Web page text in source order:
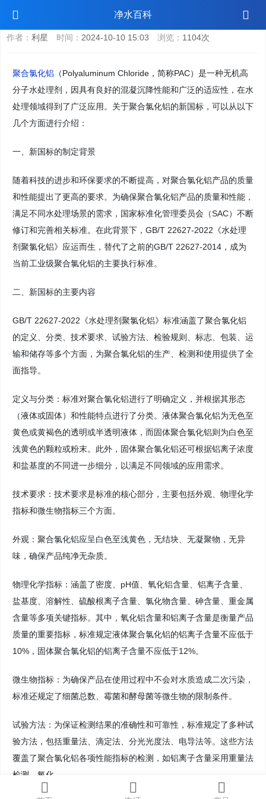
净水百科
聚合氯化铝新国标
作者： 利星 时间： 2024-10-10 15:03 浏览： 1104次
聚合氯化铝 （Polyaluminum Chloride，简称PAC）是一种无机高
分子水处理剂，因具有良好的混凝沉降性能和广泛的适应性，在水
处理领域得到了广泛应用。关于聚合氯化铝的新国标，可以从以下
几个方面进行介绍：
一、新国标的制定背景
随着科技的进步和环保要求的不断提高，对聚合氯化铝产品的质量
和性能提出了更高的要求。为确保聚合氯化铝产品的质量和性能，
满足不同水处理场景的需求，国家标准化管理委员会（SAC）不断
修订和完善相关标准。在此背景下，GB/T 22627-2022《水处理
剂聚氯化铝》应运而生，替代了之前的GB/T 22627-2014，成为
当前工业级聚合氯化铝的主要执行标准。
二、新国标的主要内容
GB/T 22627-2022《水处理剂聚氯化铝》标准涵盖了聚合氯化铝
的定义、分类、技术要求、试验方法、检验规则、标志、包装、运
输和储存等多个方面，为聚合氯化铝的生产、检测和使用提供了全
面指导。
定义与分类：标准对聚合氯化铝进行了明确定义，并根据其形态
（液体或固体）和性能特点进行了分类。液体聚合氯化铝为无色至
黄色或黄褐色的透明或半透明液体，而固体聚合氯化铝则为白色至
浅黄色的颗粒或粉末。此外，固体聚合氯化铝还可根据铝离子浓度
和盐基度的不同进一步细分，以满足不同领域的应用需求。
技术要求：技术要求是标准的核心部分，主要包括外观、物理化学
指标和微生物指标三个方面。
外观：聚合氯化铝应呈白色至浅黄色，无结块、无凝聚物，无异
味，确保产品纯净无杂质。
物理化学指标：涵盖了密度、pH值、氧化铝含量、铝离子含量、
盐基度、溶解性、硫酸根离子含量、氯化物含量、砷含量、重金属
含量等多项关键指标。其中，氧化铝含量和铝离子含量是衡量产品
质量的重要指标，标准规定液体聚合氯化铝的铝离子含量不应低于
10%，固体聚合氯化铝的铝离子含量不应低于12%。
微生物指标：为确保产品在使用过程中不会对水质造成二次污染，
标准还规定了细菌总数、霉菌和酵母菌等微生物的限制条件。
试验方法：为保证检测结果的准确性和可靠性，标准规定了多种试
验方法，包括重量法、滴定法、分光光度法、电导法等。这些方法
覆盖了聚合氯化铝各项性能指标的检测，如铝离子含量采用重量法
检测，氧化